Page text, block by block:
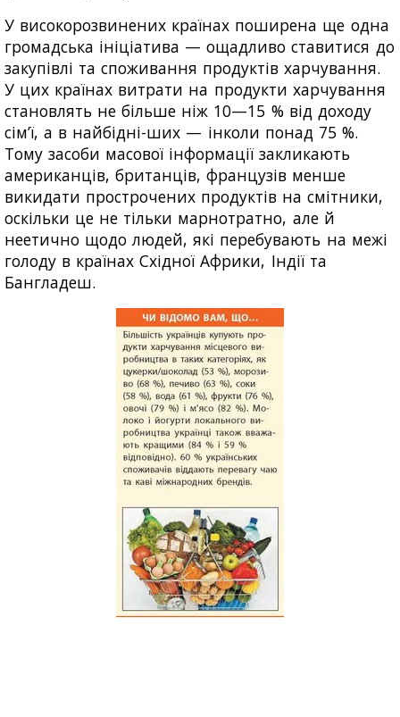
У високорозвинених країнах поширена ще одна
громадська ініціатива — ощадливо ставитися до
закупівлі та споживання продуктів харчування.
У цих країнах витрати на продукти харчування
становлять не більше ніж 10—15 % від доходу
сім’ї, а в найбідні-ших — інколи понад 75 %.
Тому засоби масової інформації закликають
американців, британців, французів менше
викидати прострочених продуктів на смітники,
оскільки це не тільки марнотратно, але й
неетично щодо людей, які перебувають на межі
голоду в країнах Східної Африки, Індії та
Бангладеш.